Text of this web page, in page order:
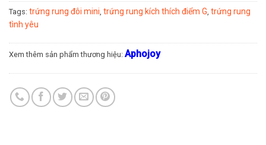
Tags: trứng rung đôi mini, trứng rung kích thích điểm G, trứng rung
tình yêu
Xem thêm sản phẩm thương hiệu: Aphojoy